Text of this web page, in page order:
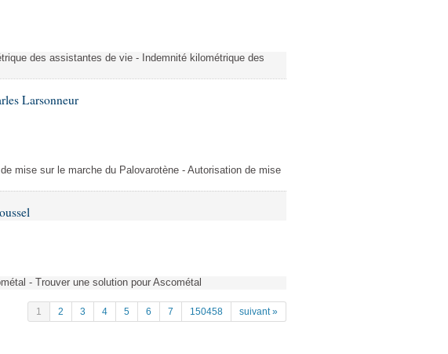
des assistantes de vie - Indemnité kilométrique des
Larsonneur
mise sur le marche du Palovarotène - Autorisation de mise
- Trouver une solution pour Ascométal
1 2 3 4 5 6 7 150458 suivant »